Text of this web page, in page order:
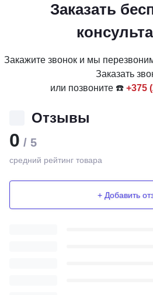
Заказать
Закажите звонок и мы
Заказать
или позвоните ☎️ +375
Отзывы
0 / 5
средний рейтинг товара
+ Добавить